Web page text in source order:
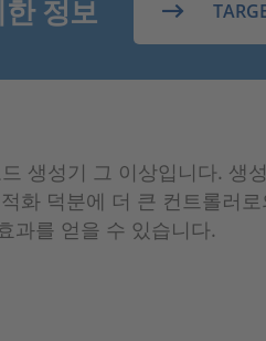
정보
생성기 그 이상입니다. 생
화 덕분에 더 큰 컨트롤러
과를 얻을 수 있습니다.